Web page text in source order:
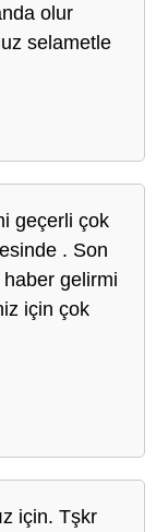
olur
selametle
geçerli çok
. Son
haber gelirmi
için çok
için. Tşkr